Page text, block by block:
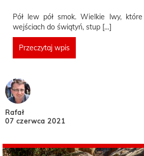
Pół lew pół smok. Wielkie lwy,
wejściach do świątyń, stup […]
Przeczytaj wpis
Rafał
07 czerwca 2021